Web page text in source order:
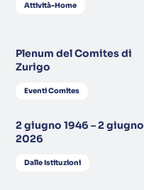
Attività-Home
Plenum del Comites di
Zurigo
Eventi Comites
2 giugno 1946 – 2 giugno
2026
Dalle Istituzioni